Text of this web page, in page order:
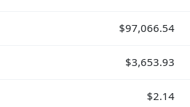
$97,066.54
$3,653.93
$2.14